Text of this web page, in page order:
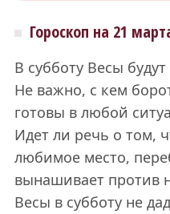
Гороскоп на 21
В субботу Весы
Не важно, с кем
готовы в любой
Идет ли речь о том,
любимое место,
вынашивает против
Весы в субботу не